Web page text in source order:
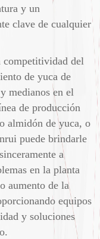
y un
clave de cualquier
competitividad del
de yuca de
medianos en el
de producción
almidón de yuca, o
puede brindarle
a
en la planta
aumento de la
equipos
y soluciones